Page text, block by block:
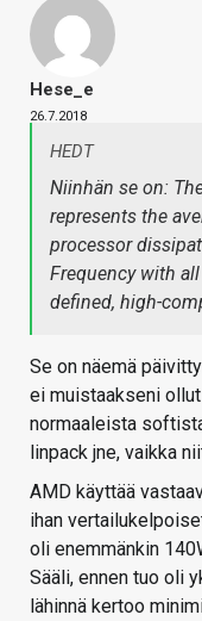
Hese_e
26.7.2018
HEDT
Niinhän se on:
represents the
processor
Frequency with
defined, high-
Se on näemä
ei muistaakseni
normaaleista
linpack jne, vaikka
AMD käyttää
ihan
oli enemmänkin
Sääli, ennen tuo oli
lähinnä kertoo